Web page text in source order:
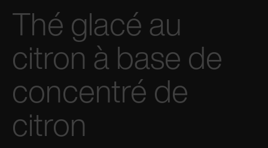
Thé glacé au
citron à base de
concentré de
citron